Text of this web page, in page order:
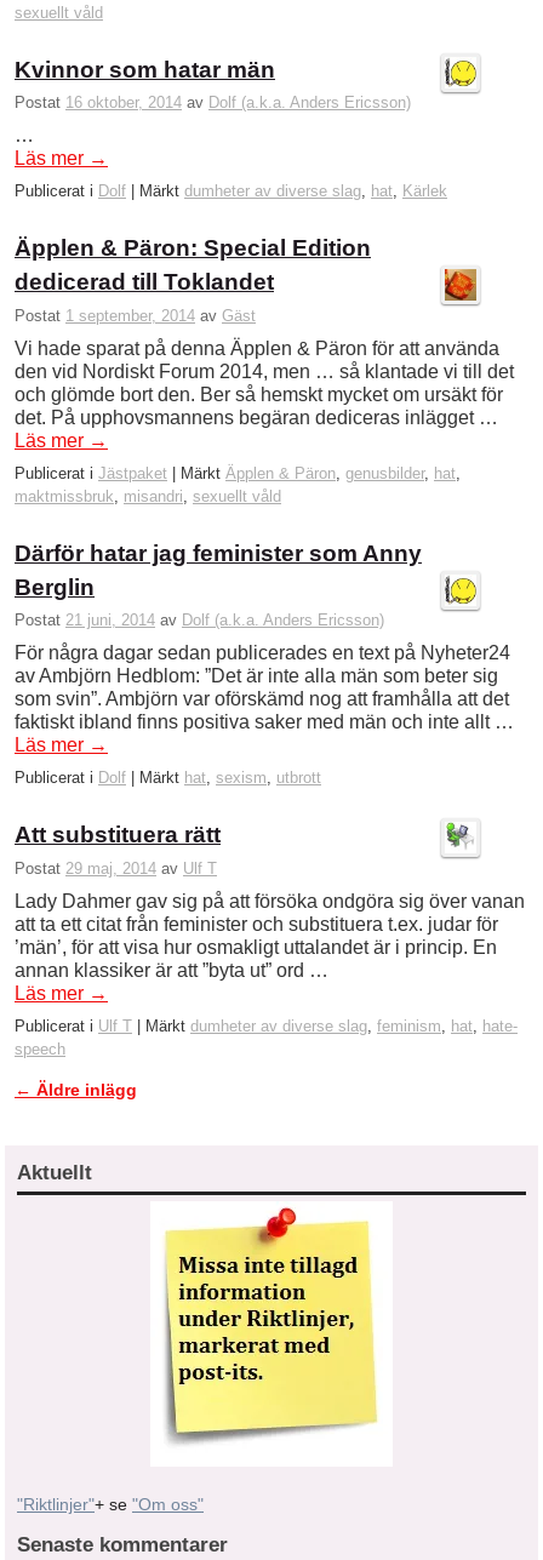
sexuellt våld
Kvinnor som hatar män
Postat 16 oktober, 2014 av Dolf (a.k.a. Anders Ericsson)
…
Läs mer →
Publicerat i Dolf Märkt dumheter av diverse slag, hat, Kärlek
Äpplen & Päron: Special Edition
dedicerad till Toklandet
Postat 1 september, 2014 av Gäst
Vi hade sparat på denna Äpplen & Päron för att använda
den vid Nordiskt Forum 2014, men … så klantade vi till det
och glömde bort den. Ber så hemskt mycket om ursäkt för
det. På upphovsmannens begäran dediceras inlägget …
Läs mer →
Publicerat i Jästpaket | Märkt Äpplen & Päron genusbilder, hat
maktmissbruk
misandri sexuellt våld
Därför hatar jag feminister som Anny
Berglin
Postat 21 juni, 2014 av Dolf (a.k.a. Anders Ericsson)
För några dagar sedan publicerades en text på Nyheter24
av Ambjörn Hedblom: ”Det är inte alla män som beter sig
som svin”. Ambjörn var oförskämd nog att framhålla att det
faktiskt ibland finns positiva saker med män och inte allt …
Läs mer →
Publicerat i Dolf Märkt hat, sexism, utbrott
Att substituera rätt
Postat 29 maj, 2014 av Ulf T
Lady Dahmer gav sig på att försöka ondgöra sig över vanan
att ta ett citat från feminister och substituera t.ex. judar för
’män’, för att visa hur osmakligt uttalandet är i princip. En
annan klassiker är att ”byta ut” ord …
Läs mer →
Publicerat i Ulf T | Märkt dumheter av diverse slag feminism hat hate-
speech
Inläggsnavigering
← Äldre inlägg
Aktuellt
"Riktlinjer"+ se "Om oss"
Senaste kommentarer